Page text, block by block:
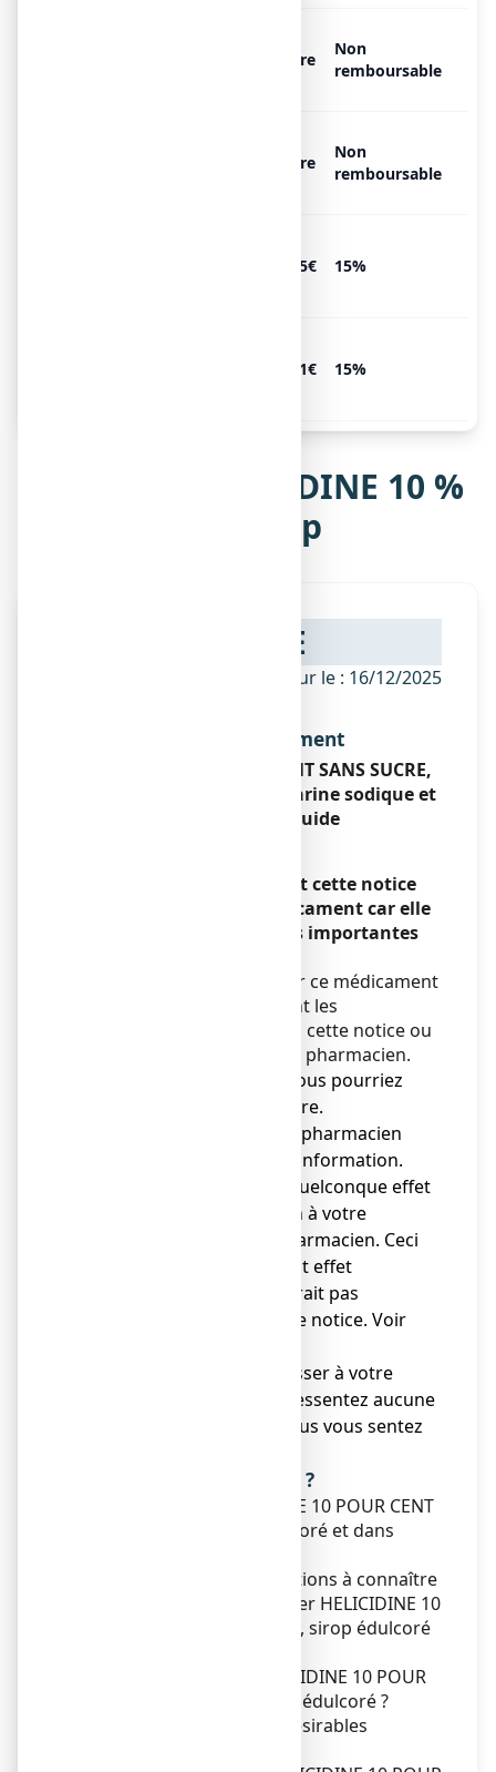
Libre
Non
remboursable
Libre
Non
remboursable
2.85€ 15%
3.81€ 15%
Notice de HELICIDINE 10 %
SANS SUCRE, sirop
NOTICE
ANSM - Mis à jour le : 16/12/2025
Dénomination du médicament
HELICIDINE 10 POUR CENT SANS SUCRE,
sirop édulcoré à la saccharine sodique et
au maltitol liquide
Veuillez lire attentivement cette notice
avant de prendre ce médicament car elle
contient des informations importantes
Vous devez toujours utiliser ce médicament
en suivant scrupuleusement les
informations fournies dans cette notice ou
par votre médecin ou votre pharmacien.
● Gardez cette notice. Vous pourriez
avoir besoin de la relire.
● Adressez-vous à votre pharmacien
pour tout conseil ou information.
● Si vous ressentez un quelconque effet
indésirable, parlez-en à votre
médecin ou votre pharmacien. Ceci
s’applique aussi à tout effet
indésirable qui ne serait pas
mentionné dans cette notice. Voir
● Vous devez vous adresser à votre
médecin si vous ne ressentez aucune
amélioration ou si vous vous sentez
Que contient cette notice ?
1. Qu'est-ce que HELICIDINE 10 POUR CENT
SANS SUCRE, sirop édulcoré et dans
2. Quelles sont les informations à connaître
avant de prendre d'utiliser HELICIDINE 10
POUR CENT SANS SUCRE, sirop édulcoré
3. Comment prendre HELICIDINE 10 POUR
CENT SANS SUCRE, sirop édulcoré ?
4. Quels sont les effets indésirables